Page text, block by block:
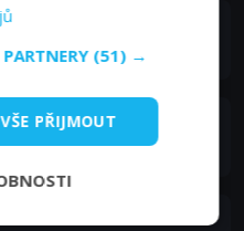
(51) →
VŠE PŘIJMOUT